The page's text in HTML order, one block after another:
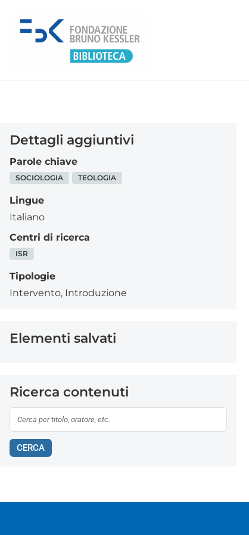
Dettagli aggiuntivi
Parole chiave
SOCIOLOGIA TEOLOGIA
Lingue
Italiano
Centri di ricerca
ISR
Tipologie
Intervento, Introduzione
Elementi salvati
Ricerca contenuti
CERCA